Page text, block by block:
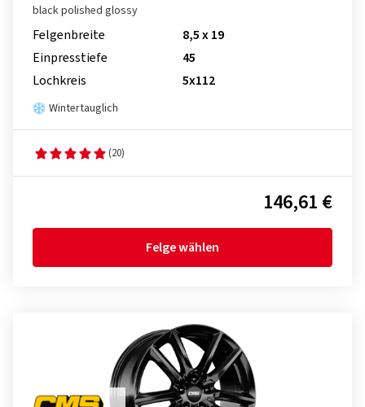
black polished glossy
Felgenbreite
8,5 x 19
Einpresstiefe
45
Lochkreis
5x112
Wintertauglich
(20)
146,61 €
Felge wählen